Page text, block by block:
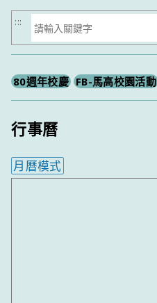
搜
尋
:::
80週年校慶 FB-馬高校園活動
行事曆
月曆模式